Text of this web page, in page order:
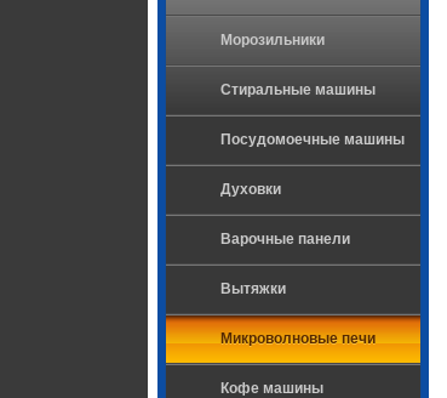
Морозильники
Стиральные машины
Посудомоечные машины
Духовки
Варочные панели
Вытяжки
Микроволновые печи
Кофе машины